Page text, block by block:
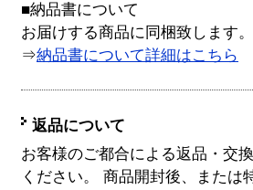
■納品書について
お届けする商品に同梱致します。
⇒納品書について詳細はこちら
返品について
お客様のご都合による返品・交
ください。 商品開封後、または